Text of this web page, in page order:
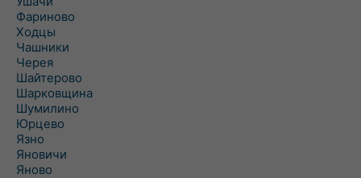
Фариново
Ходцы
Чашники
Черея
Шайтерово
Шарковщина
Шумилино
Юрцево
Язно
Яновичи
Яново